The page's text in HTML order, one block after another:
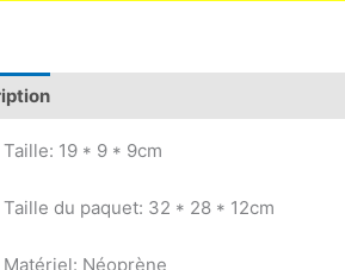
Taille: 19 * 9 * 9cm
Taille du paquet: 32 * 28 * 12cm
Matériel: Néoprène